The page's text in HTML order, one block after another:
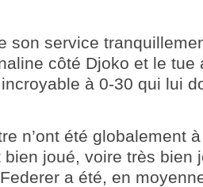
son service
côté Djoko et le tue
à 0-30 qui lui
n’ont été globalement
bien joué, voire très bien
a été, en